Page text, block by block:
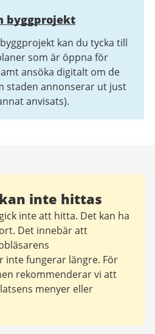
byggprojekt
kan du tycka till
som är öppna för
ansöka digitalt om de
staden annonserar ut just
anvisats).
inte hittas
inte att hitta. Det kan ha
Det innebär att
inte fungerar längre. För
rekommenderar vi att
menyer eller